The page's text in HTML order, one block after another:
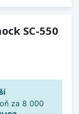
SC-550
za 8 000